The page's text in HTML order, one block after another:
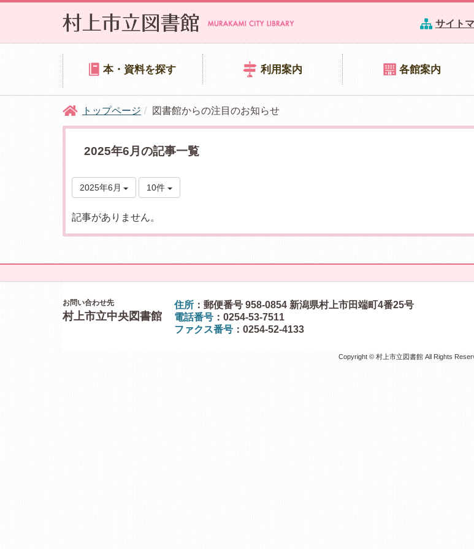
サイト
本・資料を探す 利用案内 各館案内
トップページ 図書館からの注目のお知らせ
2025年6月の記事一覧
2025年6月 10件
記事がありません。
お問い合わせ先
村上市立中央図書館
住所 ：郵便番号 958-0854 新潟県村上市田端町4番25号
電話番号 ：0254-53-7511
ファクス番号 ：0254-52-4133
Copyright © 村上市立図書館 All Rights